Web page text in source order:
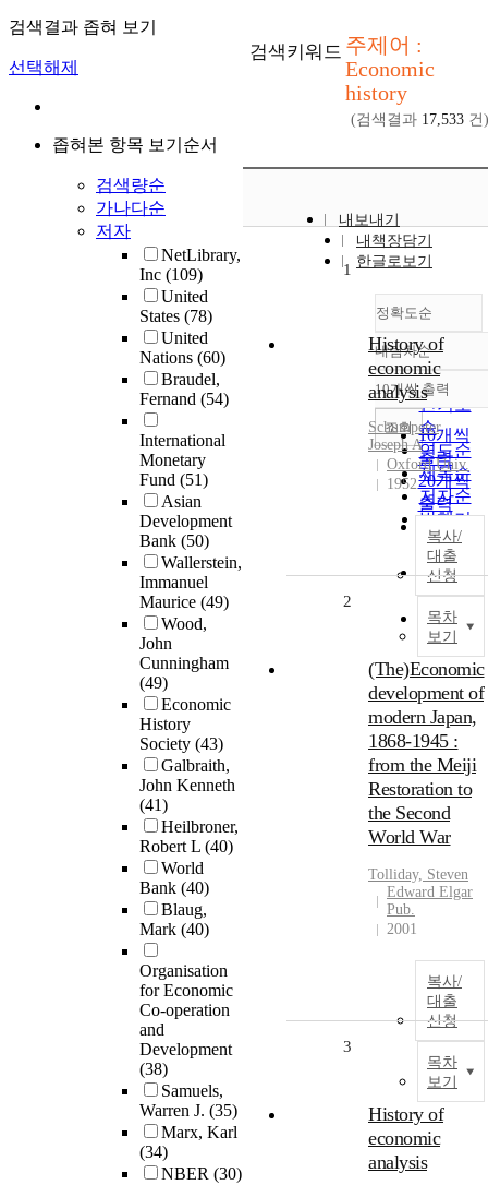
검색결과 좁혀 보기
선택해제
좁혀본 항목 보기순서
검색량순
가나다순
저자
NetLibrary,
Inc (109)
United
States (78)
United
Nations (60)
Braudel,
Fernand (54)
International
Monetary
Fund (51)
Asian
Development
Bank (50)
Wallerstein,
Immanuel
Maurice (49)
Wood,
John
Cunningham
(49)
Economic
History
Society (43)
Galbraith,
John Kenneth
(41)
Heilbroner,
Robert L (40)
World
Bank (40)
Blaug,
Mark (40)
Organisation
for Economic
Co-operation
and
Development
(38)
Samuels,
Warren J. (35)
Marx, Karl
(34)
NBER (30)
검색키워드 주제어 :
Economic
history
(검색결과 17,533 건)
내보내기
내책장담기
한글로보기
정확도순
정확도
순
인기도
순
연도순
제목순
저자순
발행기
관순
내림차순
내림차순
10개씩 출력
10개씩
출력
20개씩
출력
30개씩
출력
50개씩
출력
100개씩
출력
조회
1
History of
economic
analysis
Schumpeter,
Joseph A
Oxford Univ.
1952
복사/
대출
신청
목차
보기
2
(The)Economic
development of
modern Japan,
1868-1945 :
from the Meiji
Restoration to
the Second
World War
Tolliday, Steven
Edward Elgar
Pub.
2001
복사/
대출
신청
목차
보기
3
History of
economic
analysis